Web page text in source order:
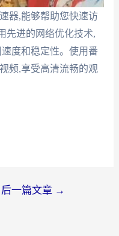
器,能够帮助您快速访
先进的网络优化技术,
度和稳定性。使用番
频,享受高清流畅的观
后一篇文章 →